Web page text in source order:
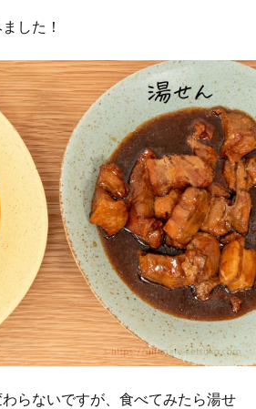
した！
らないですが、食べてみたら湯せ